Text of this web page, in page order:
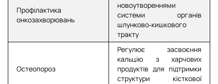
Профілактика
онкозахворювань
новоутвореннями
системи органів
шлунково-кишкового
тракту
Остеопороз
Регулює засвоєння
кальцію з харчових
продуктів для підтримки
структури кісткової